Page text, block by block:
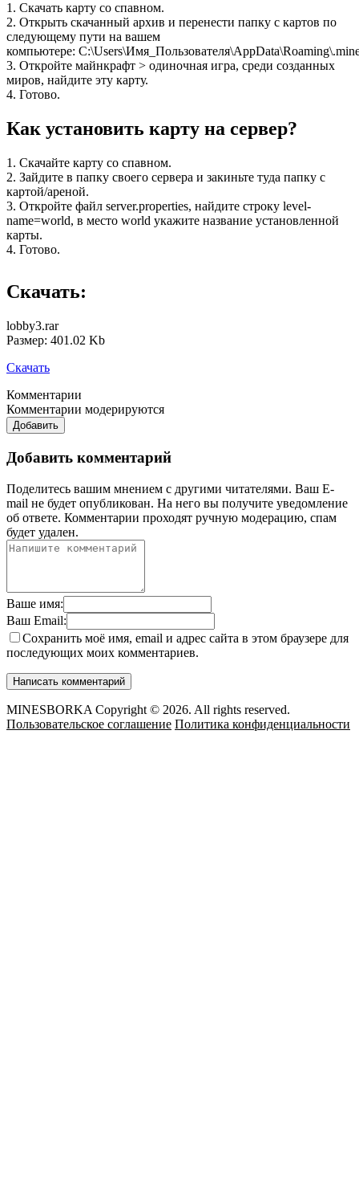
1. Скачать карту со спавном.
2. Открыть скачанный архив и перенести папку с картов по
следующему пути на вашем
компьютере:
3. Откройте майнкрафт > одиночная игра, среди созданных
миров, найдите эту карту.
4. Готово.
Как установить карту на сервер?
1. Скачайте карту со спавном.
2. Зайдите в папку своего сервера и закиньте туда папку с
картой/ареной.
3. Откройте файл server.properties, найдите строку level-
name=world, в место world укажите название установленной
карты.
4. Готово.
Скачать:
lobby3.rar
Размер: 401.02 Kb
Скачать
Комментарии
Комментарии модерируются
Добавить
Добавить комментарий
Поделитесь вашим мнением с другими читателями. Ваш E-
mail не будет опубликован. На него вы получите уведомление
об ответе. Комментарии проходят ручную модерацию, спам
будет удален.
Ваше имя:
Ваш Email:
Сохранить моё имя, email и адрес сайта в этом браузере для
последующих моих комментариев.
MINESBORKA Copyright © 2026. All rights reserved.
Пользовательское соглашение Политика конфиденциальности